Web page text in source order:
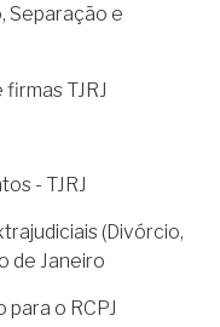
Separação e
TJRJ
- TJRJ
(Divórcio,
de Janeiro
o RCPJ